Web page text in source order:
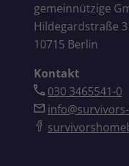
gemeinnützige
Hildegardstraße
10715 Berlin
Kontakt
030 3465541-0